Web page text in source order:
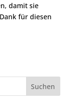
damit sie
für diesen